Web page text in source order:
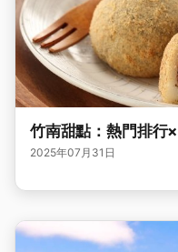
竹南甜點：熱門排行
2025年07月31日